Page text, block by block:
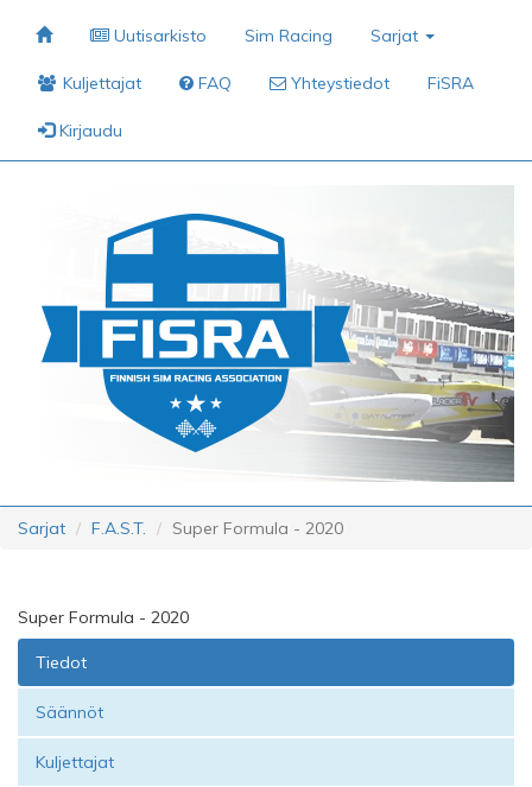
Uutisarkisto Sim Racing Sarjat
Kuljettajat FAQ Yhteystiedot FiSRA
Kirjaudu
Sarjat F.A.S.T. Super Formula - 2020
Super Formula - 2020
Tiedot
Säännöt
Kuljettajat